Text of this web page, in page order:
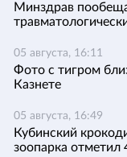
Минздрав
05 августа, 16:11
Фото с тигром
Казнете
05 августа, 16:49
Кубинский
зоопарка